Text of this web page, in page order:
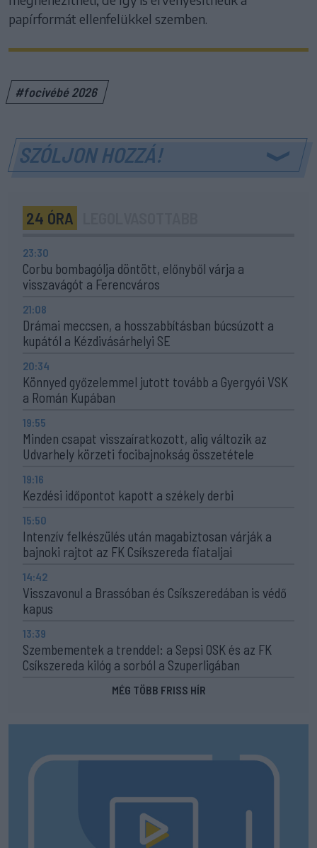
papírformát ellenfelükkel szemben.
#focivébé 2026
SZÓLJON HOZZÁ!
24 ÓRA
23:30
Corbu bombagólja döntött, előnyből várja a
visszavágót a Ferencváros
21:08
Drámai meccsen, a hosszabbításban búcsúzott a
kupától a Kézdivásárhelyi SE
20:34
Könnyed győzelemmel jutott tovább a Gyergyói VSK
a Román Kupában
19:55
Minden csapat visszaíratkozott, alig változik az
Udvarhely körzeti focibajnokság összetétele
19:16
Kezdési időpontot kapott a székely derbi
15:50
Intenzív felkészülés után magabiztosan várják a
bajnoki rajtot az FK Csíkszereda fiataljai
14:42
Visszavonul a Brassóban és Csíkszeredában is védő
kapus
13:39
Szembementek a trenddel: a Sepsi OSK és az FK
Csíkszereda kilóg a sorból a Szuperligában
MÉG TÖBB FRISS HÍR